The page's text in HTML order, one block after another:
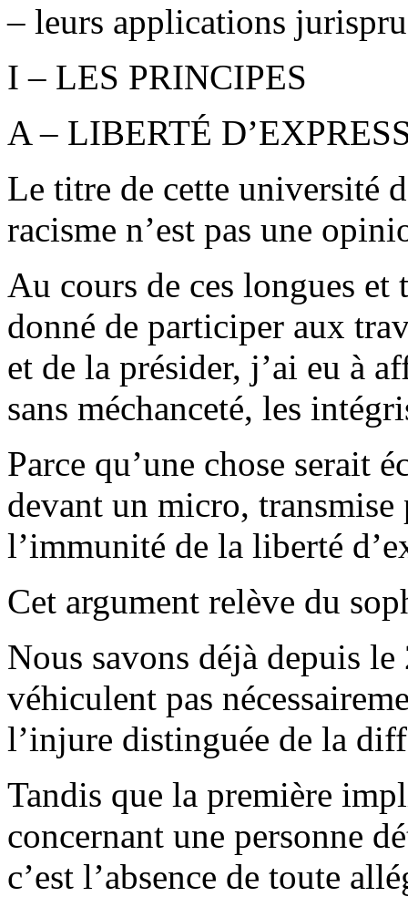
– leurs applications
I – LES PRINCIPES
A – LIBERTÉ
Le titre de cette université
racisme n’est pas une
Au cours de ces longues et
donné de participer aux
et de la présider, j’ai eu à
sans méchanceté, les
Parce qu’une chose serait
devant un micro,
l’immunité de la liberté
Cet argument relève du
Nous savons déjà depuis
véhiculent pas
l’injure distinguée de la
Tandis que la première
concernant une personne
c’est l’absence de toute